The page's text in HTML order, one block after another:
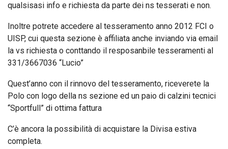
qualsisasi info e richiesta da parte dei ns tesserati e non.
Inoltre potrete accedere al tesseramento anno 2012 FCI o
UISP, cui questa sezione è affiliata anche inviando via email
la vs richiesta o conttando il resposanbile tesseramenti al
331/3667036 “Lucio”
Quest’anno con il rinnovo del tesseramento, riceverete la
Polo con logo della ns sezione ed un paio di calzini tecnici
“Sportfull” di ottima fattura
C’è ancora la possibilità di acquistare la Divisa estiva
completa.